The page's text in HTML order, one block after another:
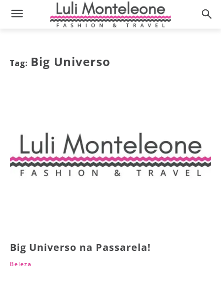
Tag: Big Universo
Big Universo na Passarela!
Beleza